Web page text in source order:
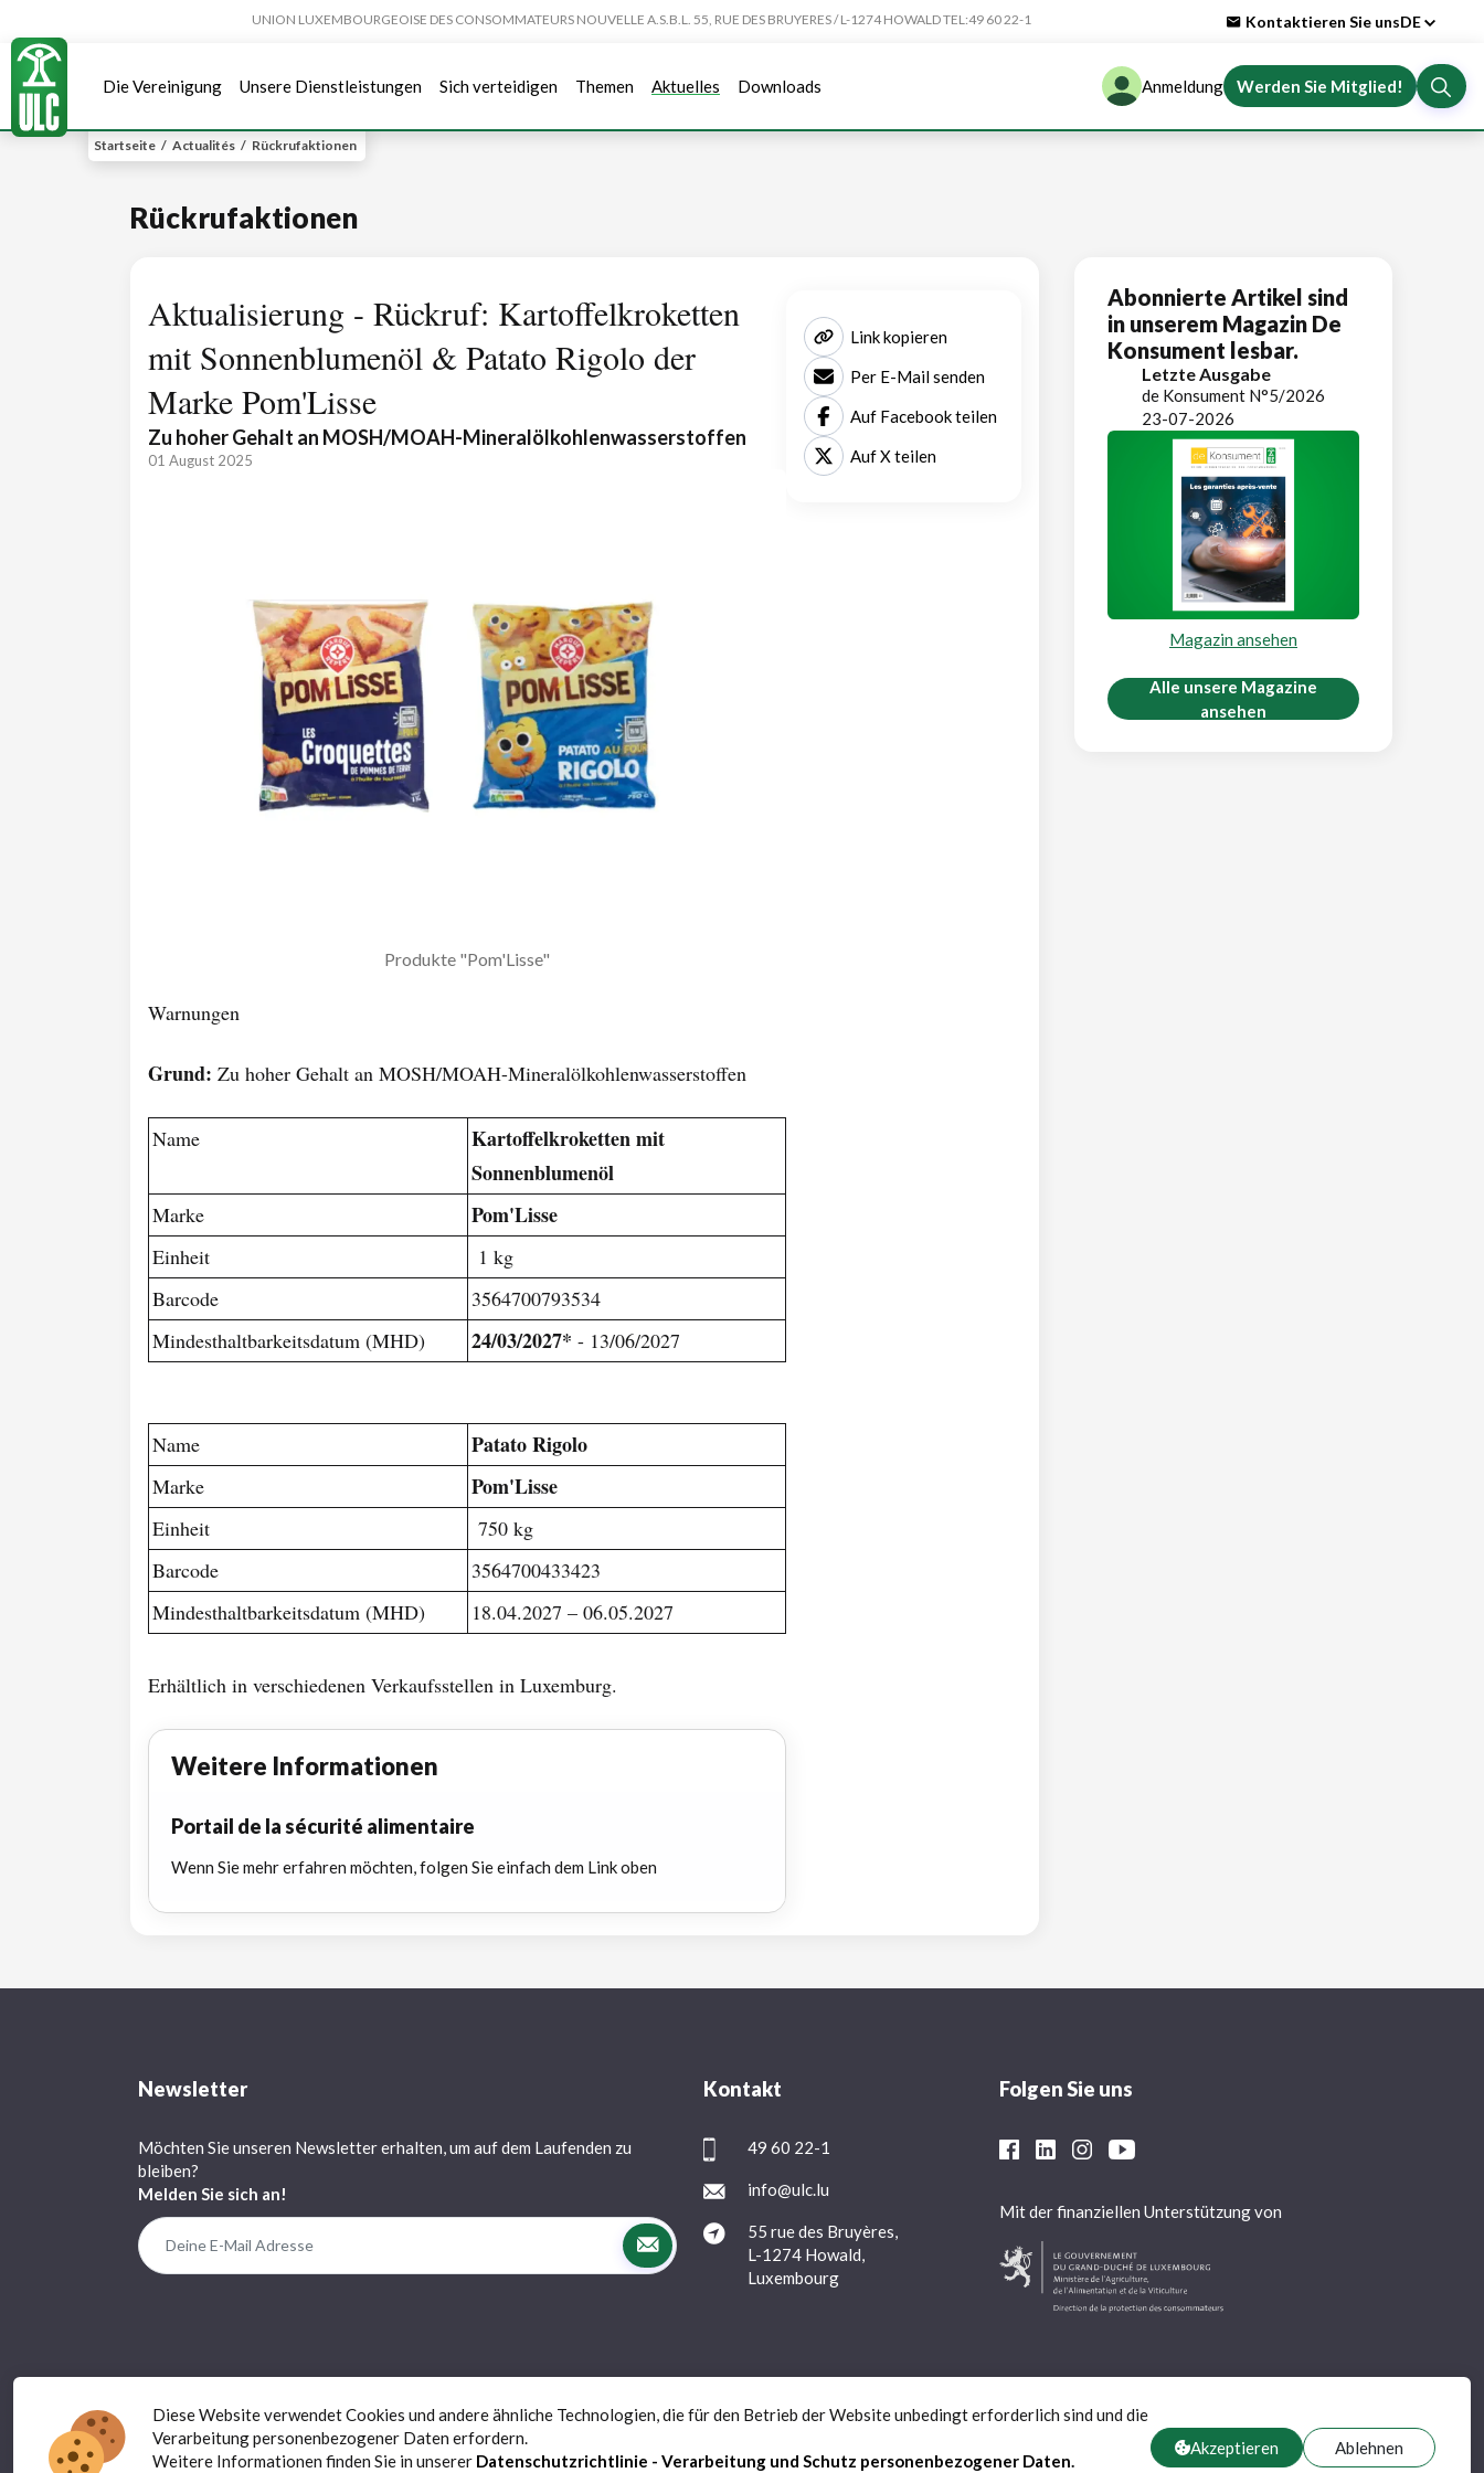
UNION LUXEMBOURGEOISE DES CONSOMMATEURS NOUVELLE A.S.B.L. 55, RUE DES BRUYERES / L-1274 HOWALD TEL:49 60 22-1 Kontaktieren Sie unsDE
Die Vereinigung Unsere Dienstleistungen Sich verteidigen Themen Aktuelles Downloads Anmeldung Werden Sie Mitglied!
Startseite / Actualités / Rückrufaktionen
Rückrufaktionen
Aktualisierung - Rückruf: Kartoffelkroketten
mit Sonnenblumenöl & Patato Rigolo der
Marke Pom'Lisse
Zu hoher Gehalt an MOSH/MOAH-Mineralölkohlenwasserstoffen
01 August 2025
Produkte "Pom'Lisse"
Warnungen
Grund: Zu hoher Gehalt an MOSH/MOAH-Mineralölkohlenwasserstoffen
Name
Kartoffelkroketten mit
Sonnenblumenöl
Marke Pom'Lisse
Einheit
1 kg
Barcode
3564700793534
Mindesthaltbarkeitsdatum (MHD)
24/03/2027* - 13/06/2027
Name Patato Rigolo
Marke Pom'Lisse
Einheit
750 kg
Barcode
3564700433423
Mindesthaltbarkeitsdatum (MHD)
18.04.2027 – 06.05.2027
Erhältlich in verschiedenen Verkaufsstellen in Luxemburg.
Weitere Informationen
Portail de la sécurité alimentaire
Wenn Sie mehr erfahren möchten, folgen Sie einfach dem Link oben
Link kopieren
Per E-Mail senden
Auf Facebook teilen
Auf X teilen
Abonnierte Artikel sind
in unserem Magazin De
Konsument lesbar.
Letzte Ausgabe
de Konsument N°5/2026
23-07-2026
Magazin ansehen
Alle unsere Magazine
ansehen
Newsletter
Möchten Sie unseren Newsletter erhalten, um auf dem Laufenden zu
bleiben?
Melden Sie sich an!
Kontakt
49 60 22-1
info@ulc.lu
55 rue des Bruyères,
L-1274 Howald,
Luxembourg
Folgen Sie uns
Mit der finanziellen Unterstützung von
Diese Website verwendet Cookies und andere ähnliche Technologien, die für den Betrieb der Website unbedingt erforderlich sind und die
Verarbeitung personenbezogener Daten erfordern.
Weitere Informationen finden Sie in unserer Datenschutzrichtlinie - Verarbeitung und Schutz personenbezogener Daten.
Akzeptieren Ablehnen